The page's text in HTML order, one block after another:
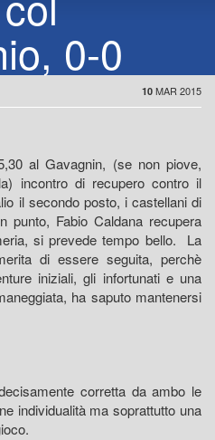
0-0
10 MAR 2015
al Gavagnin, (se non piove,
incontro di recupero contro il
il secondo posto, i castellani di
punto, Fabio Caldana recupera
si prevede tempo bello. La
di essere seguita, perchè
iniziali, gli infortunati e una
ha saputo mantenersi
corretta da ambo le
individualità ma soprattutto una